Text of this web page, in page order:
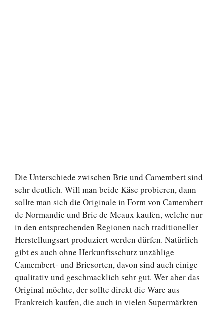
Die Unterschiede zwischen Brie und Camembert sind
sehr deutlich. Will man beide Käse probieren, dann
sollte man sich die Originale in Form von Camembert
de Normandie und Brie de Meaux kaufen, welche nur
in den entsprechenden Regionen nach traditioneller
Herstellungsart produziert werden dürfen. Natürlich
gibt es auch ohne Herkunftsschutz unzählige
Camembert- und Briesorten, davon sind auch einige
qualitativ und geschmacklich sehr gut. Wer aber das
Original möchte, der sollte direkt die Ware aus
Frankreich kaufen, die auch in vielen Supermärkten